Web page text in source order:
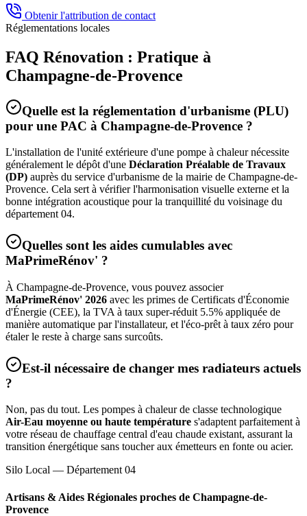
Obtenir l'attribution de contact
Réglementations locales
FAQ Rénovation : Pratique à
Champagne-de-Provence
Quelle est la réglementation d'urbanisme (PLU)
pour une PAC à Champagne-de-Provence ?
L'installation de l'unité extérieure d'une pompe à chaleur nécessite
généralement le dépôt d'une Déclaration Préalable de Travaux
(DP) auprès du service d'urbanisme de la mairie de Champagne-de-
Provence. Cela sert à vérifier l'harmonisation visuelle externe et la
bonne intégration acoustique pour la tranquillité du voisinage du
département04.
Quelles sont les aides cumulables avec
MaPrimeRénov' ?
À Champagne-de-Provence, vous pouvez associer
MaPrimeRénov' 2026 avec les primes de Certificats d'Économie
d'Énergie (CEE), la TVA à taux super-réduit 5.5% appliquée de
manière automatique par l'installateur, et l'éco-prêt à taux zéro pour
étaler le reste à charge sans surcoûts.
Est-il nécessaire de changer mes radiateurs actuels
?
Non, pas du tout. Les pompes à chaleur de classe technologique
Air-Eau moyenne ou haute température s'adaptent parfaitement à
votre réseau de chauffage central d'eau chaude existant, assurant la
transition énergétique sans toucher aux émetteurs en fonte ou acier.
Silo Local — Département 04
Artisans & Aides Régionales proches de Champagne-de-
Provence